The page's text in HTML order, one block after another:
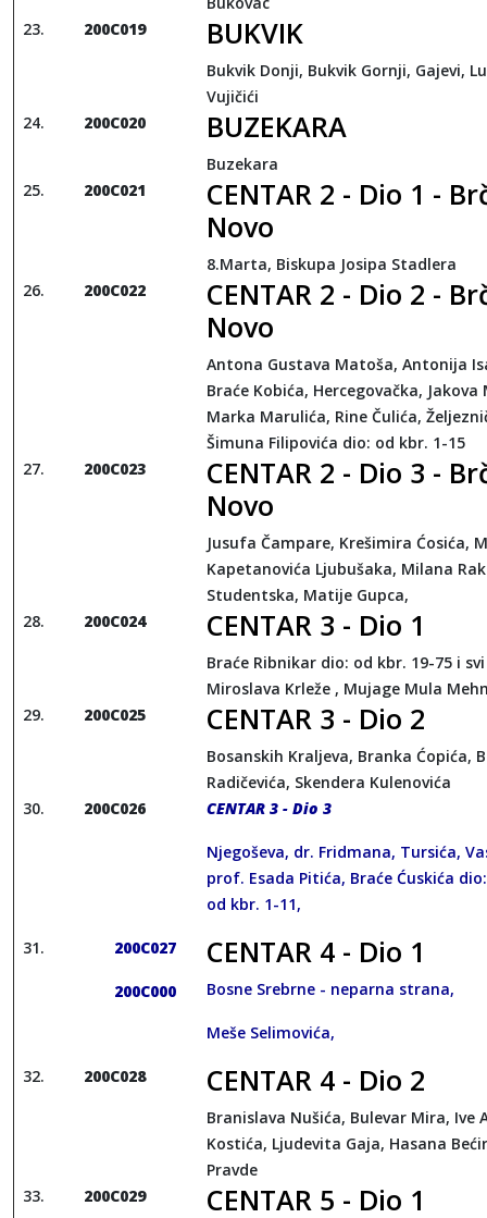
200C019
BUKVIK
Bukvik Donji, Bukvik Gornji, Gajevi,
Vujičići
200C020
BUZEKARA
Buzekara
200C021
CENTAR 2 - Dio 1 -
Novo
8.Marta, Biskupa Josipa Stadlera
200C022
CENTAR 2 - Dio 2 -
Novo
Antona Gustava Matoša, Antonija
Braće Kobića, Hercegovačka,
Marka Marulića, Rine Čulića,
Šimuna Filipovića dio: od kbr. 1-15
200C023
CENTAR 2 - Dio 3 -
Novo
Jusufa Čampare, Krešimira Ćosića,
Kapetanovića Ljubušaka, Milana
Studentska, Matije Gupca,
200C024
CENTAR 3 - Dio 1
Braće Ribnikar dio: od kbr. 19-75 i svi
Miroslava Krleže , Mujage Mula
200C025
CENTAR 3 - Dio 2
Bosanskih Kraljeva, Branka Ćopića,
Radičevića, Skendera Kulenovića
200C026
CENTAR 3 - Dio 3
Njegoševa, dr. Fridmana, Tursića,
prof. Esada Pitića, Braće Ćuskića
od kbr. 1-11,
200C027
200C000
CENTAR 4 - Dio 1
Bosne Srebrne - neparna strana,
Meše Selimovića,
200C028 CENTAR 4 - Dio 2
Branislava Nušića, Bulevar Mira, Ive
Kostića, Ljudevita Gaja, Hasana
Pravde
200C029
CENTAR 5 - Dio 1